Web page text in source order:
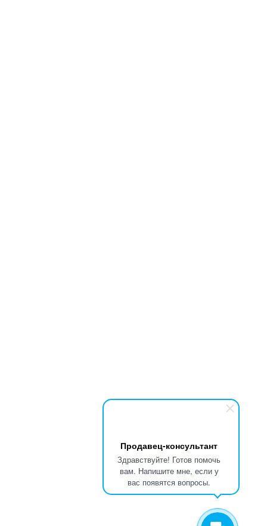
Продавец-консультант
Здравствуйте! Готов помочь
вам. Напишите мне, если у
вас появятся вопросы.